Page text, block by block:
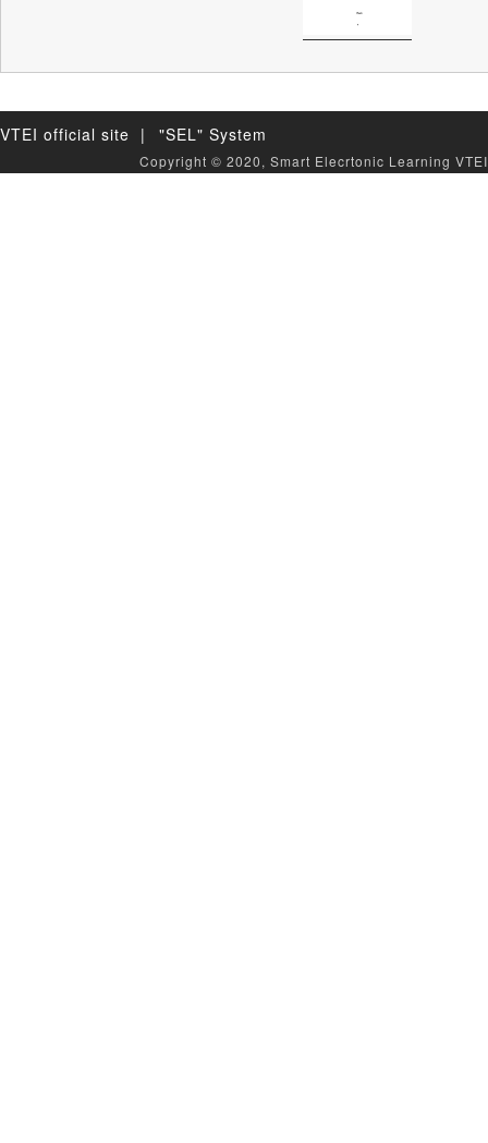
VTEI official site | "SEL" System
Copyright © 2020, Smart Elecrtonic Learning VTEI